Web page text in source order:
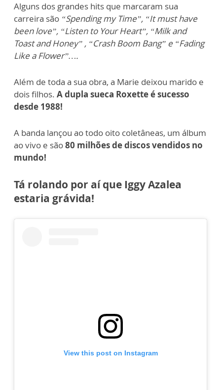
Alguns dos grandes hits que marcaram sua
carreira são “Spending my Time”, “It must have
been love”, “Listen to Your Heart”, “Milk and
Toast and Honey” , “Crash Boom Bang” e “Fading
Like a Flower”….
Além de toda a sua obra, a Marie deixou marido e
dois filhos. A dupla sueca Roxette é sucesso
desde 1988!
A banda lançou ao todo oito coletâneas, um álbum
ao vivo e são80 milhões de discos vendidos no
mundo!
Tá rolando por aí que Iggy Azalea
estaria grávida!
View this post on Instagram